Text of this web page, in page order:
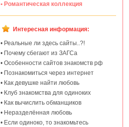
• Романтическая коллекция
Интересная информация:
• Реальные ли здесь сайты..?!
• Почему сбегают из ЗАГСа
• Особенности сайтов знакомств рф
• Познакомиться через интернет
• Как девушке найти любовь
• Клуб знакомства для одиноких
• Как вычислить обманщиков
• Неразделённая любовь
• Если одиноко, то знакомьтесь